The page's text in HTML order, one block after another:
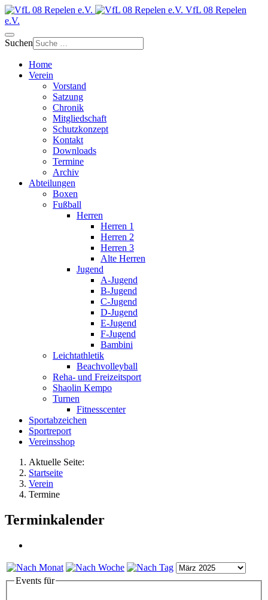
VfL 08 Repelen
e.V.
Suchen
Home
Verein
Vorstand
Satzung
Chronik
Mitgliedschaft
Schutzkonzept
Kontakt
Downloads
Termine
Archiv
Abteilungen
Boxen
Fußball
Herren
Herren 1
Herren 2
Herren 3
Alte Herren
Jugend
A-Jugend
B-Jugend
C-Jugend
D-Jugend
E-Jugend
F-Jugend
Bambini
Leichtathletik
Beachvolleyball
Reha- und Freizeitsport
Shaolin Kempo
Turnen
Fitnesscenter
Sportabzeichen
Sportreport
Vereinsshop
Aktuelle Seite:
Startseite
Verein
Termine
Terminkalender
Events für